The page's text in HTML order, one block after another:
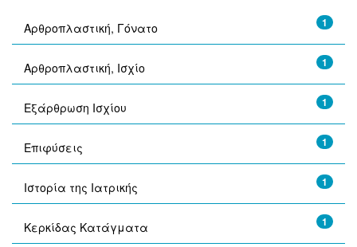
1
Αρθροπλαστική, Γόνατο
1
Αρθροπλαστική, Ισχίο
1
Εξάρθρωση Ισχίου
1
Επιφύσεις
1
Ιστορία της Ιατρικής
1
Κερκίδας Κατάγματα